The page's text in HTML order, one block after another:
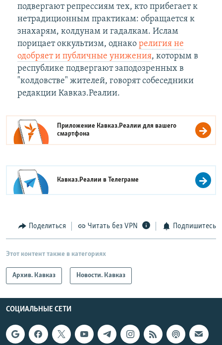
подвергают репрессиям тех, кто прибегает к
нетрадиционным практикам: обращается к
знахарям, колдунам и гадалкам. Ислам
порицает оккультизм, однако религия не
одобряет и публичные унижения, которым в
республике подвергают заподозренных в
"колдовстве" жителей, говорят собеседники
редакции Кавказ.Реалии.
Приложение Кавказ.Реалии для вашего
смартфона
Кавказ.Реалии вТелеграме
Поделиться Читать без VPN Подпишитесь
Этот контент также в категориях
Архив. Кавказ Новости. Кавказ
СОЦИАЛЬНЫЕ СЕТИ